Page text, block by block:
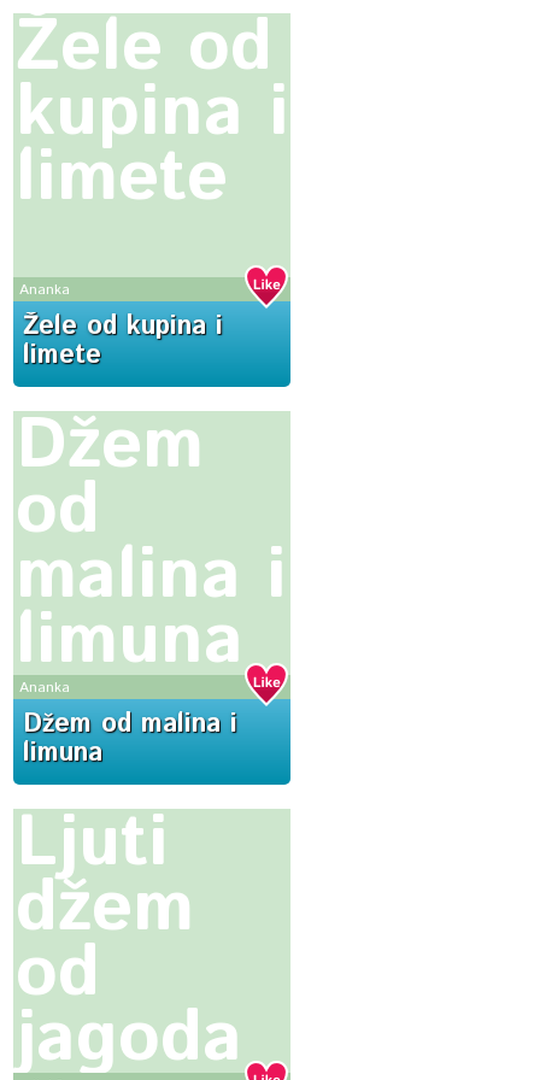
Žele od
kupina i
limete
Ananka
Žele od kupina i
limete
Džem
od
malina i
limuna
Ananka
Džem od malina i
limuna
Ljuti
džem
od
jagoda